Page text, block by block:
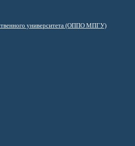
университета (ОППО МПГУ)